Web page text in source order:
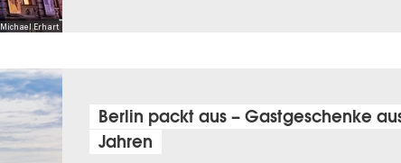
Erhart
Berlin packt aus – Gastgeschenke
Jahren